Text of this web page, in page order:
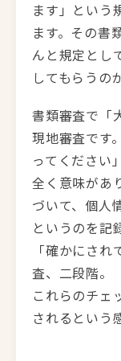
ます」という
ます。その書
んと規定とし
してもらうの
書類審査で「
現地審査です
ってください
全く意味があ
づいて、個人
というのを記
「確かにさ
査、二段階。
これらのチェ
されるという